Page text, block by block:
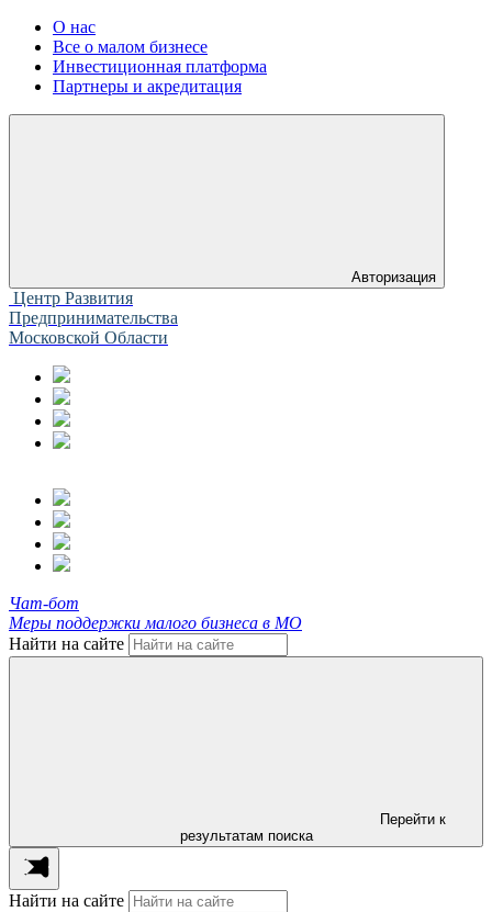
О нас
Все о малом бизнесе
Инвестиционная платформа
Партнеры и акредитация
Авторизация
Центр Развития
Предпринимательства
Московской Области
Чат-бот
Меры поддержки малого бизнеса в МО
Найти на сайте
Перейти к
результатам поиска
Найти на сайте